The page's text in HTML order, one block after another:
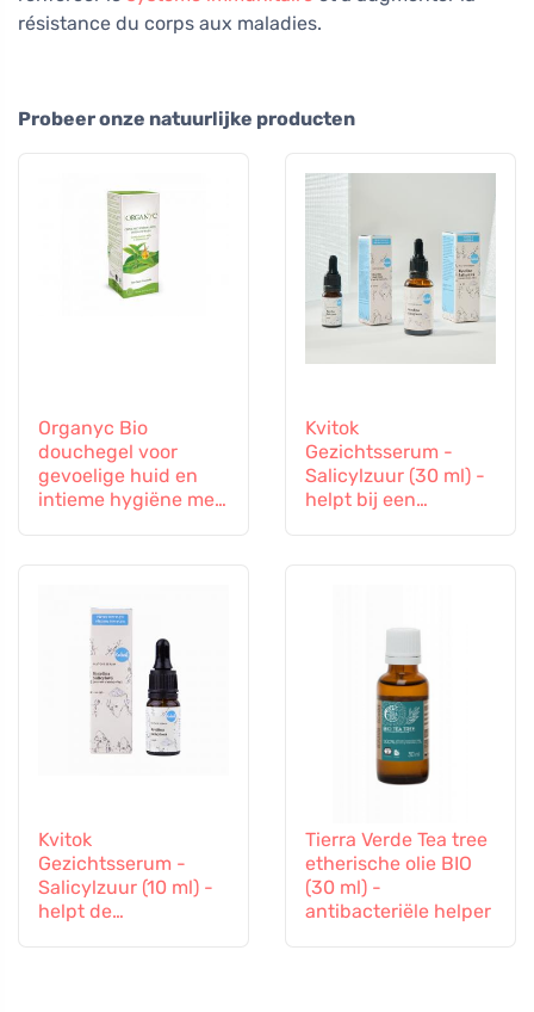
résistance du corps aux maladies.
Probeer onze natuurlijke producten
Organyc Bio
douchegel voor
gevoelige huid en
intieme hygiëne met
Kvitok
Gezichtsserum -
Salicylzuur (30 ml) -
helpt bij een
Kvitok
Gezichtsserum -
Salicylzuur (10 ml) -
helpt de
Tierra Verde Tea tree
etherische olie BIO
(30 ml) -
antibacteriële helper